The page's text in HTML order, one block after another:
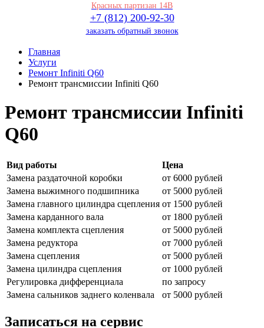
Красных партизан 14В
+7 (812) 200-92-30
заказать обратный звонок
Главная
Услуги
Ремонт Infiniti Q60
Ремонт трансмиссии Infiniti Q60
Ремонт трансмиссии Infiniti
Q60
Вид работы
Цена
Замена раздаточной коробки
от 6000 рублей
Замена выжимного подшипника
от 5000 рублей
Замена главного цилиндра сцепления от 1500 рублей
Замена карданного вала
от 1800 рублей
Замена комплекта сцепления
от 5000 рублей
Замена редуктора
от 7000 рублей
Замена сцепления
от 5000 рублей
Замена цилиндра сцепления
от 1000 рублей
Регулировка дифференциала
по запросу
Замена сальников заднего коленвала
от 5000 рублей
Записаться на сервис